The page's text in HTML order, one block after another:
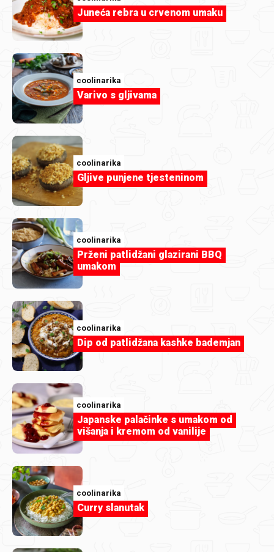
coolinarika
Osvježavajući sok od krastavca i bazge
coolinarika
Nepečene šnite s malinama i bijelom
Juneća rebra u crvenom umaku
coolinarika
Varivo s gljivama
coolinarika
Gljive punjene tjesteninom
coolinarika
Prženi patlidžani glazirani BBQ
umakom
coolinarika
Dip od patlidžana kashke bademjan
coolinarika
Japanske palačinke s umakom od
višanja i kremom od vanilije
coolinarika
Curry slanutak